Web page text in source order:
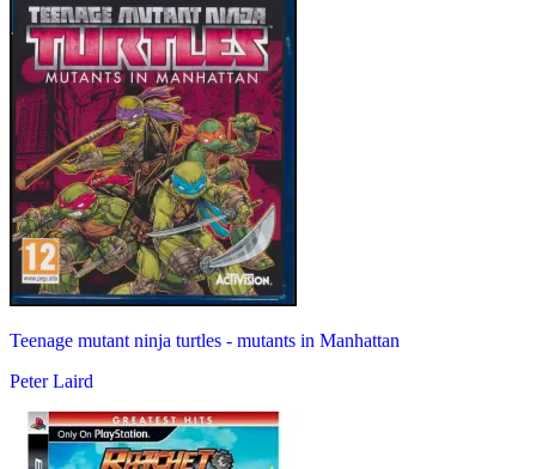
Teenage mutant ninja turtles - mutants in Manhattan
Peter Laird